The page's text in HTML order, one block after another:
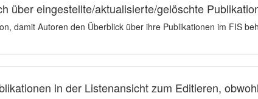
über eingestellte/aktualisierte/gelöschte
damit Autoren den Überblick über ihre Publikationen im FIS
in der Listenansicht zum Editieren,